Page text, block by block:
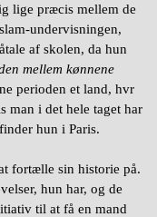
lige præcis mellem de
undervisningen,
af skolen, da hun
mellem kønnene
perioden et land, hvr
man i det hele taget har
hun i Paris.
fortælle sin historie på.
hun har, og de
til at få en mand